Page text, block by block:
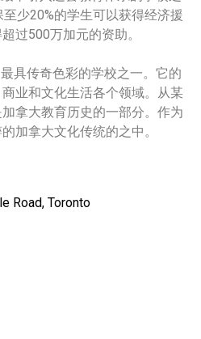
少20%的学生可以获得经济援
过500万加元的资助。
具传奇色彩的学校之一。它的
业和文化生活各个领域。从某
拿大教育历史的一部分。作为
加拿大文化传统的之中。
Road, Toronto